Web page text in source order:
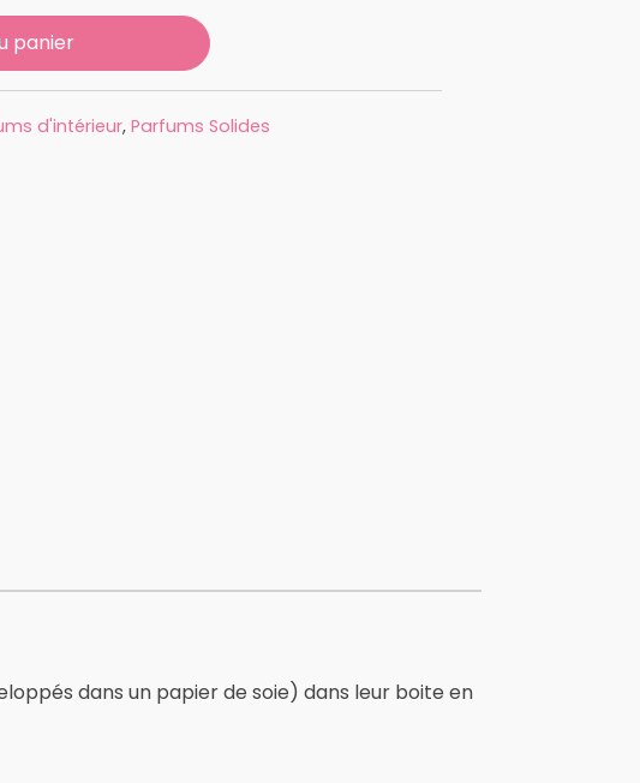
panier
d'intérieur, Parfums Solides
dans un papier de soie) dans leur boite en